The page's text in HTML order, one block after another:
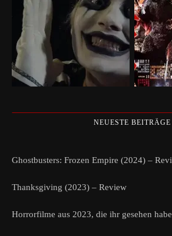
NEUESTE BEITRÄGE
Ghostbusters: Frozen Empire (2024) –
Thanksgiving (2023) – Review
Horrorfilme aus 2023, die ihr gesehen